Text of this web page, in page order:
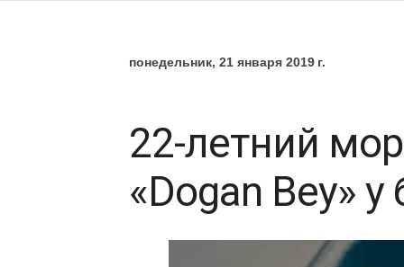
понедельник, 21 января 2019 г.
22-летний
«Dogan Bey»